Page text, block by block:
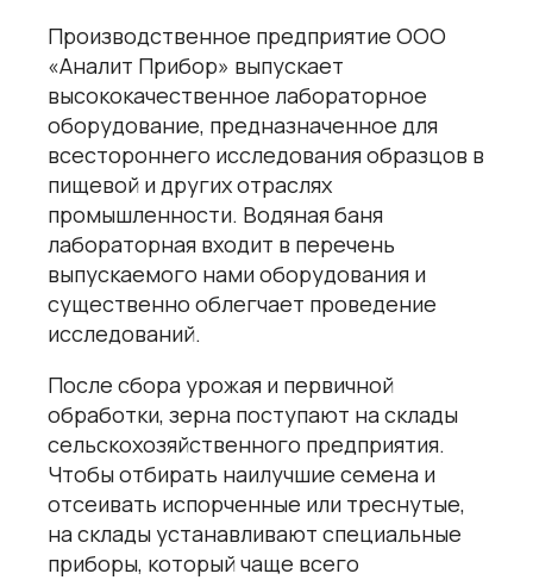
Производственное предприятие ООО
«Аналит Прибор» выпускает
высококачественное лабораторное
оборудование, предназначенное для
всестороннего исследования образцов в
пищевой и других отраслях
промышленности. Водяная баня
лабораторная входит в перечень
выпускаемого нами оборудования и
существенно облегчает проведение
исследований.
После сбора урожая и первичной
обработки, зерна поступают на склады
сельскохозяйственного предприятия.
Чтобы отбирать наилучшие семена и
отсеивать испорченные или треснутые,
на склады устанавливают специальные
приборы, который чаще всего